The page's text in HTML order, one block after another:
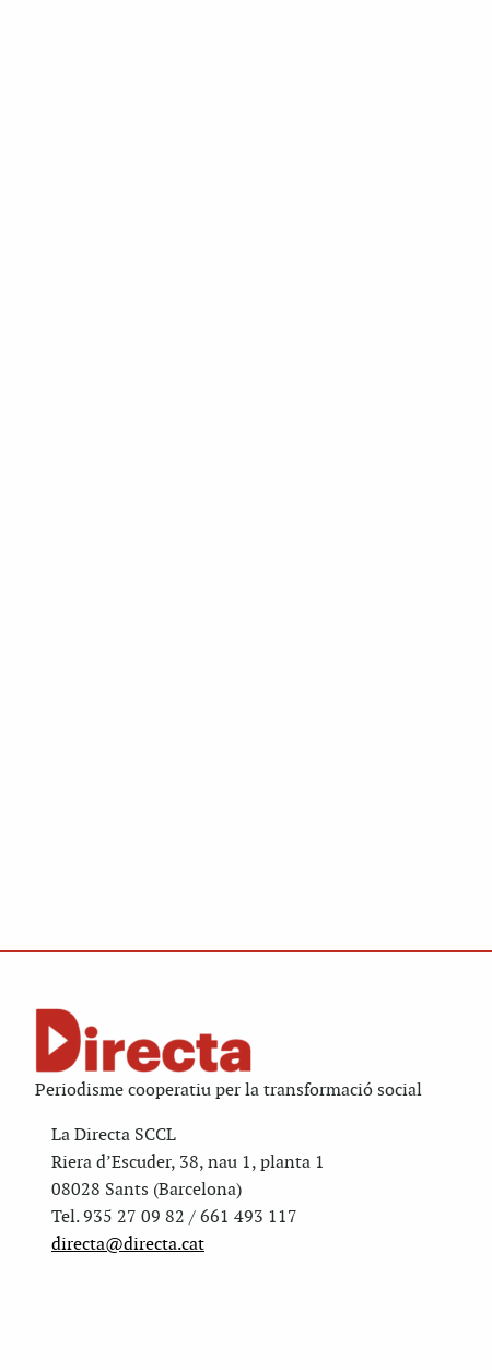
Periodisme cooperatiu per la transformació social
La Directa SCCL
Riera d’Escuder, 38, nau 1, planta 1
08028 Sants (Barcelona)
Tel. 935 27 09 82 / 661 493 117
directa@directa.cat